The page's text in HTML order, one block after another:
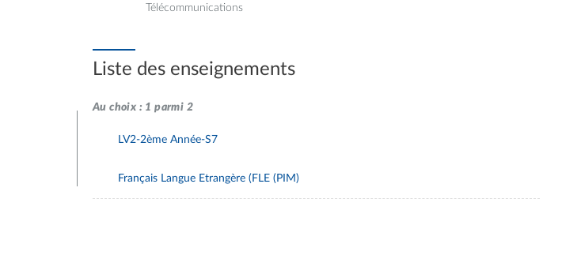
Télécommunications
Liste des enseignements
Au choix : 1 parmi 2
LV2-2ème Année-S7
Français Langue Etrangère (FLE (PIM)